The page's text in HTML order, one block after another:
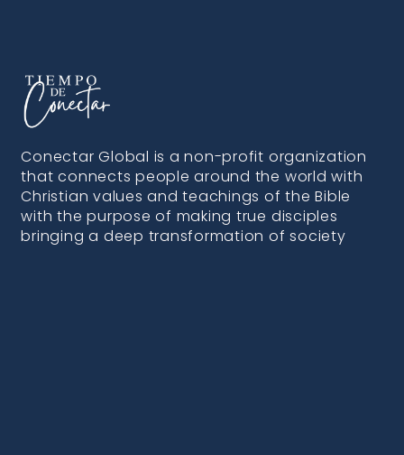
Conectar Global is a non-profit organization
that connects people around the world with
Christian values and teachings of the Bible
with the purpose of making true disciples
bringing a deep transformation of society